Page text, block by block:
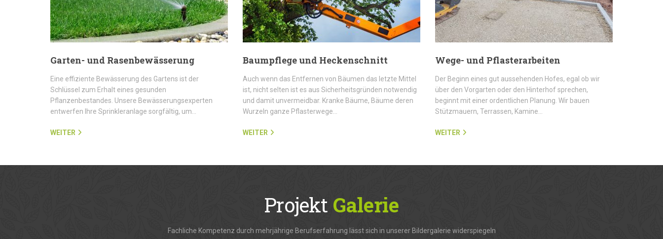
Garten- und Rasenbewässerung
Eine effiziente Bewässerung des Gartens ist der
Schlüssel zum Erhalt eines gesunden
Pflanzenbestandes. Unsere Bewässerungsexperten
entwerfen Ihre Sprinkleranlage sorgfältig, um…
WEITER
Baumpflege und Heckenschnitt
Auch wenn das Entfernen von Bäumen das letzte Mittel
ist, nicht selten ist es aus Sicherheitsgründen notwendig
und damit unvermeidbar. Kranke Bäume, Bäume deren
Wurzeln ganze Pflasterwege…
WEITER
Wege- und Pflasterarbeiten
Der Beginn eines gut aussehenden Hofes, egal ob wir
über den Vorgarten oder den Hinterhof sprechen,
beginnt mit einer ordentlichen Planung. Wir bauen
Stützmauern, Terrassen, Kamine…
WEITER
Projekt Galerie
Fachliche Kompetenz durch mehrjährige Berufserfahrung lässt sich in unserer Bildergalerie widerspiegeln